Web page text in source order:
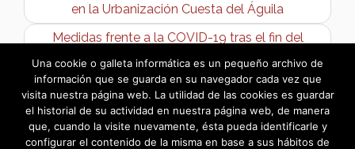
en la Urbanización Cuesta del Águila
Medidas frente a la COVID-19 tras el fin del
Estado de Alarma →
Una cookie o galleta informática es un pequeño archivo de
información que se guarda en su navegador cada vez que
visita nuestra página web. La utilidad de las cookies es guardar
el historial de su actividad en nuestra página web, de manera
que, cuando la visite nuevamente, ésta pueda identificarle y
configurar el contenido de la misma en base a sus hábitos de